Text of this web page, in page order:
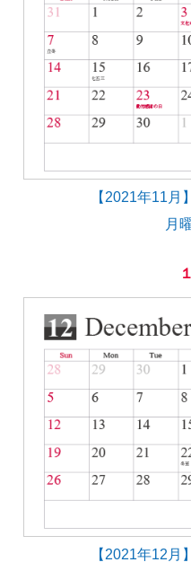
【2021年11月
月
【2021年12月